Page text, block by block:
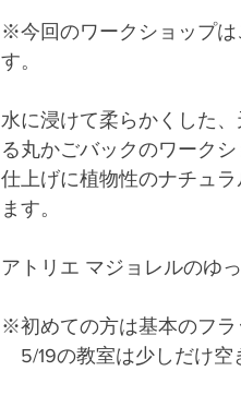
※今回のワークショップ
す。
水に浸けて柔らかくした
る丸かごバックのワーク
仕上げに植物性のナチュ
ます。
アトリエ マジョレルのゆ
※初めての方は基本のフラ
5/19の教室は少しだけ空